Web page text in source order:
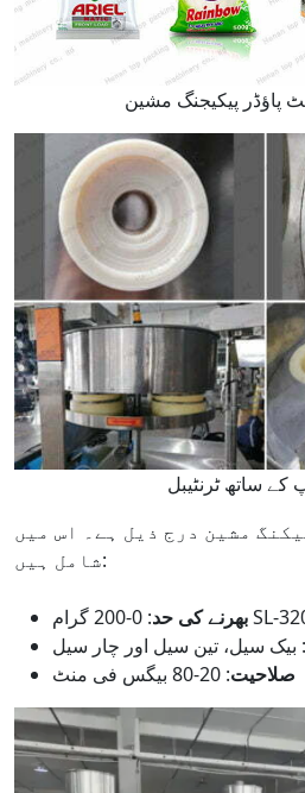
پاؤڈر پیکیجنگ مشین
کے ساتھ ٹرنٹیبل
مشین درج ذیل ہے۔ اس میں
شامل ہیں:
بھرنے کی حد
: بیک سیل، تین سیل اور چار سیل
صلاحیت: 20-80 بیگس فی منٹ